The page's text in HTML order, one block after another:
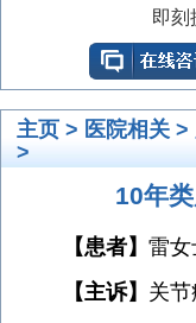
即刻
主页> 医院相关>
>
10年
【患者】 雷女
【主诉】 关